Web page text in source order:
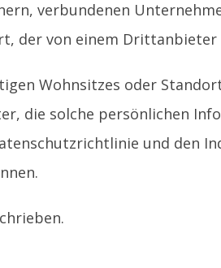
verbundenen
der von einem
Wohnsitzes oder
die solche persönlichen
und den